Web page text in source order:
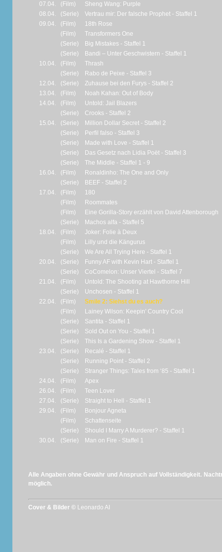
07.04.
(Film)
Sheng Wang: Purple
08.04.
(Serie)
Vertrau mir: Der falsche Prophet - Staffel 1
09.04.
(Film)
18th Rose
(Film)
Transformers One
(Serie)
Big Mistakes - Staffel 1
(Serie)
Bandi – Unter Geschwistern - Staffel 1
10.04.
(Film)
Thrash
(Serie)
Rabo de Peixe - Staffel 3
12.04.
(Serie)
Zuhause bei den Furys - Staffel 2
13.04.
(Film)
Noah Kahan: Out of Body
14.04.
(Film)
Untold: Jail Blazers
(Serie)
Crooks - Staffel 2
15.04.
(Serie)
Million Dollar Secret - Staffel 2
(Serie)
Perfil falso - Staffel 3
(Serie)
Made with Love - Staffel 1
(Serie)
Das Gesetz nach Lidia Poët - Staffel 3
(Serie)
The Middle - Staffel 1 - 9
16.04.
(Film)
Ronaldinho: The One and Only
(Serie)
BEEF - Staffel 2
17.04.
(Film)
180
(Film)
Roommates
(Film)
Eine Gorilla-Story erzählt von David Attenborough
(Serie)
Machos alfa - Staffel 5
18.04.
(Film)
Joker: Folie à Deux
(Film)
Lilly und die Kängurus
(Serie)
We Are All Trying Here - Staffel 1
20.04.
(Serie)
Funny AF with Kevin Hart - Staffel 1
(Serie)
CoComelon: Unser Viertel - Staffel 7
21.04.
(Film)
Untold: The Shooting at Hawthorne Hill
(Serie)
Unchosen - Staffel 1
22.04.
(Film)
Smile 2: Siehst du es auch?
(Film)
Lainey Wilson: Keepin' Country Cool
(Serie)
Santita - Staffel 1
(Serie)
Sold Out on You - Staffel 1
(Serie)
This Is a Gardening Show - Staffel 1
23.04.
(Serie)
Recalé - Staffel 1
(Serie)
Running Point - Staffel 2
(Serie)
Stranger Things: Tales from ‘85 - Staffel 1
24.04.
(Film)
Apex
26.04.
(Film)
Teen Lover
27.04.
(Serie)
Straight to Hell - Staffel 1
29.04.
(Film)
Bonjour Agneta
(Film)
Schattenseite
(Serie)
Should I Marry A Murderer? - Staffel 1
30.04.
(Serie) Man on Fire - Staffel 1
Alle Angaben ohne Gewähr und Anspruch auf Vollständigkeit.
möglich.
Cover & Bilder © Leonardo AI